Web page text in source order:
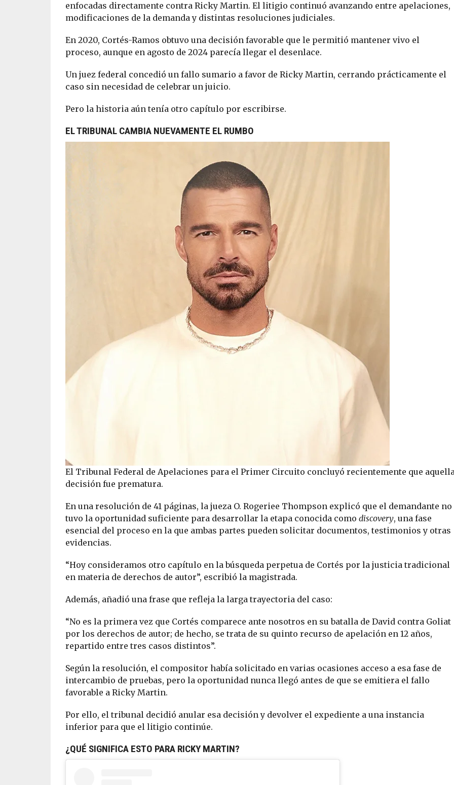
enfocadas directamente contra Ricky Martin. El litigio continuó avanzando entre apelaciones,
modificaciones de la demanda y distintas resoluciones judiciales.
En 2020, Cortés-Ramos obtuvo una decisión favorable que le permitió mantener vivo el
proceso, aunque en agosto de 2024 parecía llegar el desenlace.
Un juez federal concedió un fallo sumario a favor de Ricky Martin, cerrando prácticamente el
caso sin necesidad de celebrar un juicio.
Pero la historia aún tenía otro capítulo por escribirse.
EL TRIBUNAL CAMBIA NUEVAMENTE EL RUMBO
El Tribunal Federal de Apelaciones para el Primer Circuito concluyó recientemente que
decisión fue prematura.
En una resolución de 41 páginas, la jueza O. Rogeriee Thompson explicó que el demandante no
tuvo la oportunidad suficiente para desarrollar la etapa conocida como discovery, una fase
esencial del proceso en la que ambas partes pueden solicitar documentos, testimonios y otras
evidencias.
“Hoy consideramos otro capítulo en la búsqueda perpetua de Cortés por la justicia tradicional
en materia de derechos de autor”, escribió la magistrada.
Además, añadió una frase que refleja la larga trayectoria del caso:
“No es la primera vez que Cortés comparece ante nosotros en su batalla de David contra Goliat
por los derechos de autor; de hecho, se trata de su quinto recurso de apelación en 12 años,
repartido entre tres casos distintos”.
Según la resolución, el compositor había solicitado en varias ocasiones acceso a esa fase de
intercambio de pruebas, pero la oportunidad nunca llegó antes de que se emitiera el fallo
favorable a Ricky Martin.
Por ello, el tribunal decidió anular esa decisión y devolver el expediente a una instancia
inferior para que el litigio continúe.
¿QUÉ SIGNIFICA ESTO PARA RICKY MARTIN?